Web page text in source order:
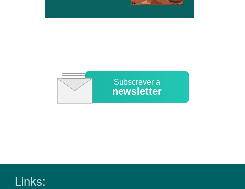
Subscrever a
newsletter
Links: